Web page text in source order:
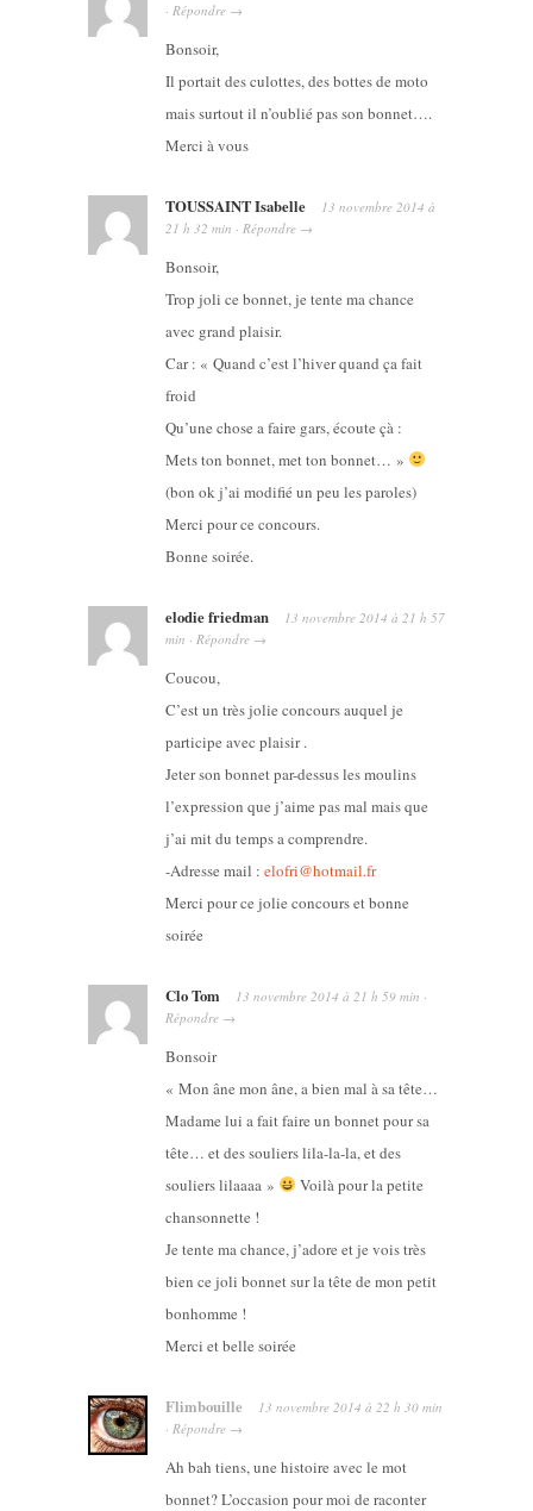
· Répondre →
Bonsoir,
Il portait des culottes, des bottes de moto
mais surtout il n’oublié pas son bonnet….
Merci à vous
TOUSSAINT Isabelle 13 novembre 2014 à
21 h 32 min · Répondre →
Bonsoir,
Trop joli ce bonnet, je tente ma chance
avec grand plaisir.
Car : « Quand c’est l’hiver quand ça fait
froid
Qu’une chose a faire gars, écoute çà :
Mets ton bonnet, met ton bonnet… »
(bon ok j’ai modifié un peu les paroles)
Merci pour ce concours.
Bonne soirée.
elodie friedman 13 novembre 2014 à 21 h 57
min · Répondre →
Coucou,
C’est un très jolie concours auquel je
participe avec plaisir .
Jeter son bonnet par-dessus les moulins
l’expression que j’aime pas mal mais que
j’ai mit du temps a comprendre.
-Adresse mail : elofri@hotmail.fr
Merci pour ce jolie concours et bonne
soirée
Clo Tom 13 novembre 2014 à 21 h 59 min ·
Répondre →
Bonsoir
« Mon âne mon âne, a bien mal à sa tête…
Madame lui a fait faire un bonnet pour sa
tête… et des souliers lila-la-la, et des
souliers lilaaaa »
Voilà pour la petite
chansonnette !
Je tente ma chance, j’adore et je vois très
bien ce joli bonnet sur la tête de mon petit
bonhomme !
Merci et belle soirée
Flimbouille 13 novembre 2014 à 22 h 30 min
· Répondre →
Ah bah tiens, une histoire avec le mot
bonnet? L’occasion pour moi de raconter